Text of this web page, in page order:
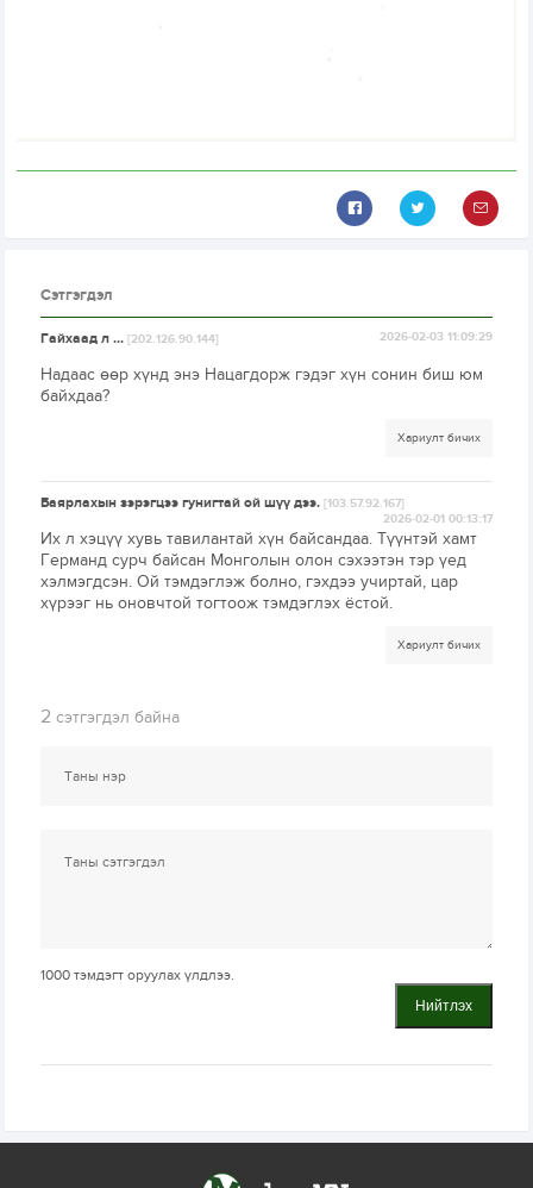
Сэтгэгдэл
Гайхаад л ...[202.126.90.144] 2026-02-03 11:09:29
Надаас өөр хүнд энэ Нацагдорж гэдэг хүн сонин биш юм
байхдаа?
Хариулт бичих
Баярлахын зэрэгцээ гунигтай ой шүү дээ.[103.57.92.167]
2026-02-01 00:13:17
Их л хэцүү хувь тавилантай хүн байсандаа. Түүнтэй хамт
Германд сурч байсан Монголын олон сэхээтэн тэр үед
хэлмэгдсэн. Ой тэмдэглэж болно, гэхдээ учиртай, цар
хүрээг нь оновчтой тогтоож тэмдэглэх ёстой.
Хариулт бичих
2 сэтгэгдэл байна
1000 тэмдэгт оруулах үлдлээ.
Нийтлэх